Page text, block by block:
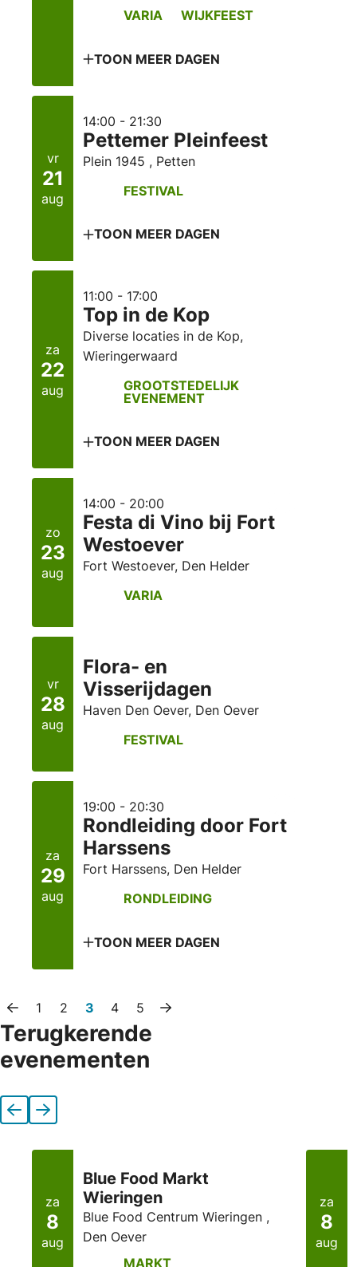
VARIA WIJKFEEST
TOON MEER DAGEN
vr
21
aug
14:00 - 21:30
Pettemer Pleinfeest
Plein 1945 , Petten
FESTIVAL
TOON MEER DAGEN
za
22
aug
11:00 - 17:00
Top in de Kop
Diverse locaties in de Kop,
Wieringerwaard
GROOTSTEDELIJK
EVENEMENT
TOON MEER DAGEN
zo
23
aug
14:00 - 20:00
Festa di Vino bij Fort
Westoever
Fort Westoever, Den Helder
VARIA
vr
28
aug
Flora- en
Visserijdagen
Haven Den Oever, Den Oever
FESTIVAL
za
29
aug
19:00 - 20:30
Rondleiding door Fort
Harssens
Fort Harssens, Den Helder
RONDLEIDING
TOON MEER DAGEN
Vorige pagina
1 2 3 4 5 Volgende pagina
Terugkerende
evenementen
VorigeVolgende
za
8
aug
Blue Food Markt
Wieringen
Blue Food Centrum Wieringen ,
Den Oever
MARKT
za
8
aug